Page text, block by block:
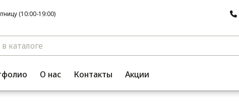
(10:00-19:00)
О нас Контакты Акции